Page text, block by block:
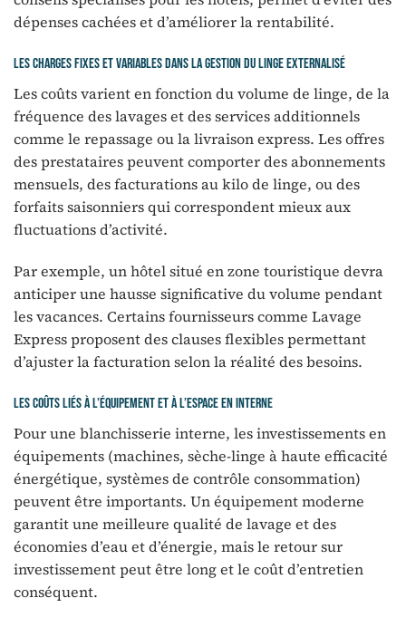
dépenses cachées et d’améliorer la rentabilité.
Les charges fixes et variables dans la gestion du linge externalisé
Les coûts varient en fonction du volume de linge, de la
fréquence des lavages et des services additionnels
comme le repassage ou la livraison express. Les offres
des prestataires peuvent comporter des abonnements
mensuels, des facturations au kilo de linge, ou des
forfaits saisonniers qui correspondent mieux aux
fluctuations d’activité.
Par exemple, un hôtel situé en zone touristique devra
anticiper une hausse significative du volume pendant
les vacances. Certains fournisseurs comme Lavage
Express proposent des clauses flexibles permettant
d’ajuster la facturation selon la réalité des besoins.
Les coûts liés à l’équipement et à l’espace en interne
Pour une blanchisserie interne, les investissements en
équipements (machines, sèche-linge à haute efficacité
énergétique, systèmes de contrôle consommation)
peuvent être importants. Un équipement moderne
garantit une meilleure qualité de lavage et des
économies d’eau et d’énergie, mais le retour sur
investissement peut être long et le coût d’entretien
conséquent.